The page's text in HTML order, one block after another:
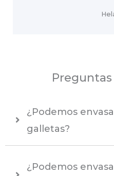
¿Podemos
galletas?
¿Podemos